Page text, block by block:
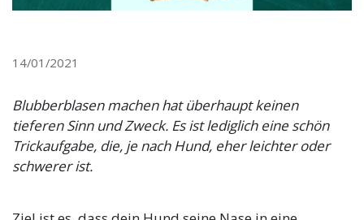
14/01/2021
Blubberblasen machen hat überhaupt keinen
tieferen Sinn und Zweck. Es ist lediglich eine schön
Trickaufgabe, die, je nach Hund, eher leichter oder
schwerer ist.